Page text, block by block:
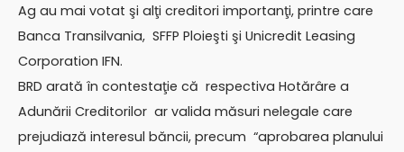
Ag au mai votat şi alţi creditori importanţi, printre care
Banca Transilvania, SFFP Ploieşti şi Unicredit Leasing
Corporation IFN.
BRD arată în contestaţie că respectiva Hotărâre a
Adunării Creditorilor ar valida măsuri nelegale care
prejudiază interesul băncii, precum “aprobarea planului